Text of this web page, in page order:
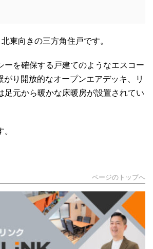
東向きの三方角住戸です。
ーを確保する戸建てのようなエスコー
がり開放的なオープンエアデッキ、リ
足元から暖かな床暖房が設置されてい
ページのトップへ